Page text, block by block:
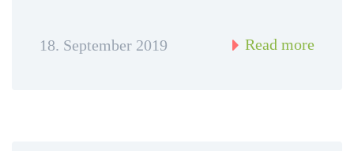
18. September 2019 Read more